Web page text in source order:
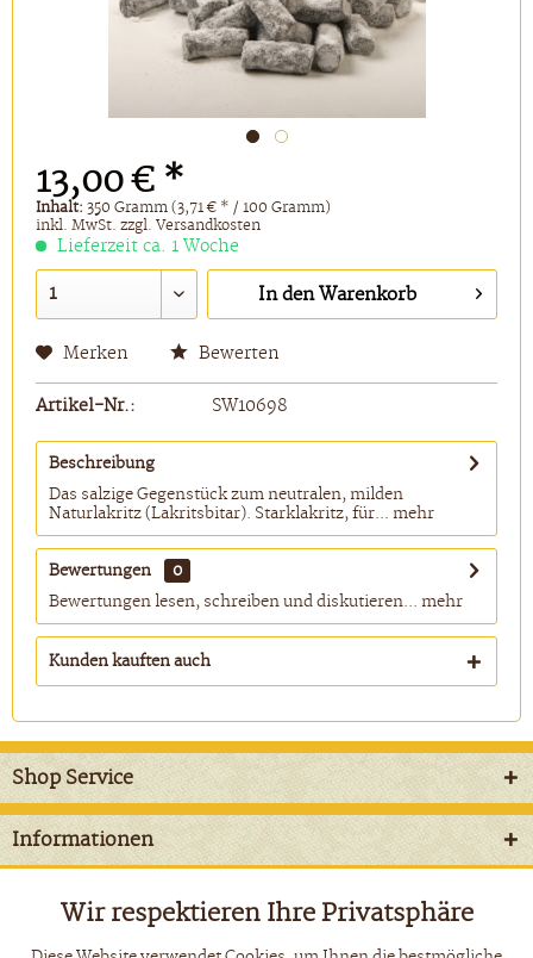
13,00 € *
Inhalt:350 Gramm (3,71 € * / 100 Gramm)
inkl. MwSt.zzgl. Versandkosten
Lieferzeit ca. 1 Woche
In den Warenkorb
Merken Bewerten
Artikel-Nr.: SW10698
Beschreibung
Das salzige Gegenstück zum neutralen, milden
Naturlakritz (Lakritsbitar). Starklakritz, für... mehr
Bewertungen
0
Bewertungen lesen, schreiben und diskutieren... mehr
Kunden kauften auch
Shop Service
Informationen
Newsletter
Funktionale Aktiv
Wir respektieren Ihre Privatsphäre